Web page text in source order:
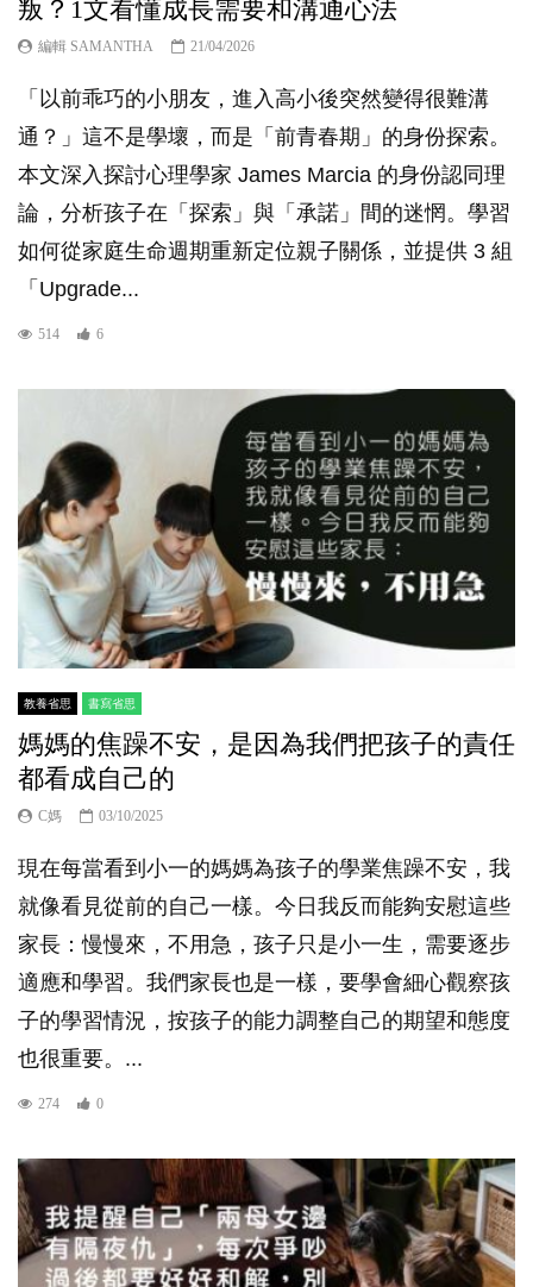
叛？1文看懂成長需要和溝通心法
編輯 SAMANTHA 21/04/2026
「以前乖巧的小朋友，進入高小後突然變得很難溝
通？」這不是學壞，而是「前青春期」的身份探索。
本文深入探討心理學家 James Marcia 的身份認同理
論，分析孩子在「探索」與「承諾」間的迷惘。學習
如何從家庭生命週期重新定位親子關係，並提供 3 組
「Upgrade...
514 6
教養省思 書寫省思
媽媽的焦躁不安，是因為我們把孩子的責任
都看成自己的
C媽 03/10/2025
現在每當看到小一的媽媽為孩子的學業焦躁不安，我
就像看見從前的自己一樣。今日我反而能夠安慰這些
家長：慢慢來，不用急，孩子只是小一生，需要逐步
適應和學習。我們家長也是一樣，要學會細心觀察孩
子的學習情況，按孩子的能力調整自己的期望和態度
也很重要。...
274 0